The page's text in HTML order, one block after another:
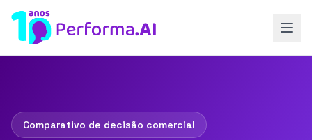
Comparativo de decisão comercial